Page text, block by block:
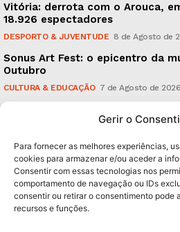
Gerir o
Para fornecer as melhores experiências,
cookies para armazenar e/ou aceder a
Consentir com essas tecnologias nos
comportamento de navegação ou IDs
consentir ou retirar o consentimento pode
recursos e funções.
Vitória: derrota com o Arouca,
18.926 espectadores
DESPORTO & JUVENTUDE 8 de Agosto de
Sonus Art Fest: o epicentro da
Outubro
CULTURA & EDUCAÇÃO 7 de Agosto de
Subscreva Newsletter: